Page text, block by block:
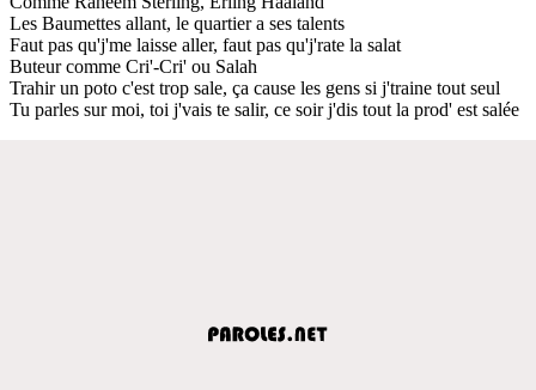
Les Baumettes allant, le quartier a ses talents
Faut pas qu'j'me laisse aller, faut pas qu'j'rate la salat
Buteur comme Cri'-Cri' ou Salah
Trahir un poto c'est trop sale, ça cause les gens si j'traine tout seul
Tu parles sur moi, toi j'vais te salir, ce soir j'dis tout la prod' est salée